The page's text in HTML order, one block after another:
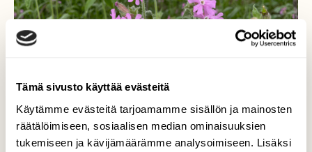
Tämä sivusto käyttää evästeitä
Käytämme evästeitä tarjoamamme sisällön ja mainosten
räätälöimiseen, sosiaalisen median ominaisuuksien
tukemiseen ja kävijämäärämme analysoimiseen. Lisäksi
Puna-ailakki